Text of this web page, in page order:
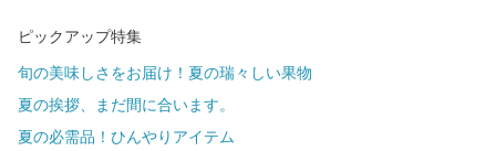
ピックアップ特集
旬の美味しさをお届け！夏の瑞々しい果物
夏の挨拶、まだ間に合います。
夏の必需品！ひんやりアイテム